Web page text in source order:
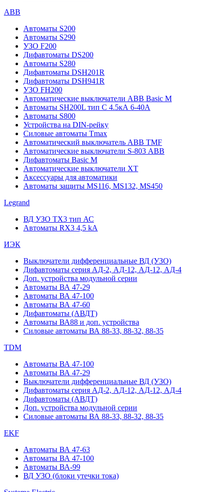
ABB
Автоматы S200
Автоматы S290
УЗО F200
Дифавтоматы DS200
Автоматы S280
Дифавтоматы DSH201R
Дифавтоматы DSH941R
УЗО FH200
Автоматические выключатели ABB Basic M
Автоматы SH200L тип С 4.5кА 6-40А
Автоматы S800
Устройства на DIN-рейку
Силовые автоматы Tmax
Автоматический выключатель ABB TMF
Автоматические выключатели S-803 АВВ
Дифавтоматы Basic M
Автоматические выключатели XT
Аксессуары для автоматики
Автоматы защиты MS116, MS132, MS450
Legrand
ВД УЗО TX3 тип АС
Автоматы RX3 4,5 kA
ИЭК
Выключатели дифференциальные ВД (УЗО)
Дифавтоматы серия АД-2, АД-12, АД-12, АД-4
Доп. устройства модульной серии
Автоматы ВА 47-29
Автоматы ВА 47-100
Автоматы ВА 47-60
Дифавтоматы (АВДТ)
Автоматы ВА88 и доп. устройства
Силовые автоматы ВА 88-33, 88-32, 88-35
TDM
Автоматы ВА 47-100
Автоматы ВА 47-29
Выключатели дифференциальные ВД (УЗО)
Дифавтоматы серия АД-2, АД-12, АД-12, АД-4
Дифавтоматы (АВДТ)
Доп. устройства модульной серии
Силовые автоматы ВА 88-33, 88-32, 88-35
EKF
Автоматы ВА 47-63
Автоматы ВА 47-100
Автоматы ВА-99
ВД УЗО (блоки утечки тока)